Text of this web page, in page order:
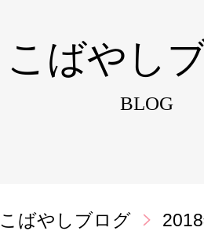
こばやし
BLOG
こばやしブログ